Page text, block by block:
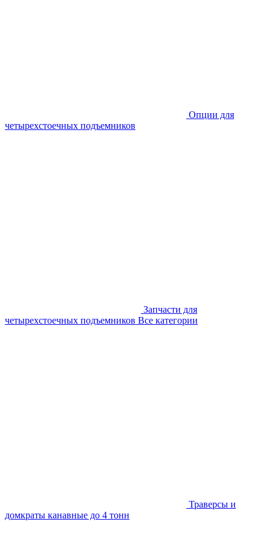
Опции для
четырехстоечных подъемников
Запчасти для
четырехстоечных подъемников Все категории
Траверсы и
домкраты канавные до 4 тонн